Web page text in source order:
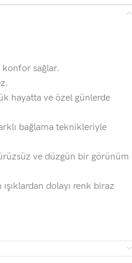
konfor sağlar.
hayatta ve özel günlerde
bağlama teknikleriyle
ve düzgün bir görünüm
dolayı renk biraz